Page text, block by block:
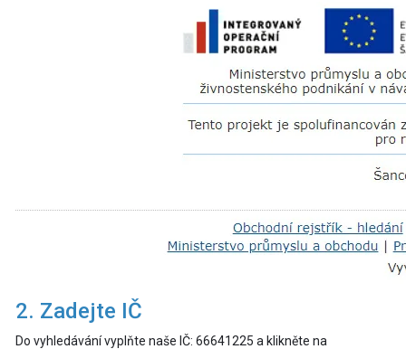
2. Zadejte IČ
Do vyhledávání vyplňte naše IČ: 66641225 a klikněte na